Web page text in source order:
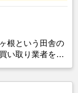
根という田舎の
い取り業者をみ
いと考えて売却